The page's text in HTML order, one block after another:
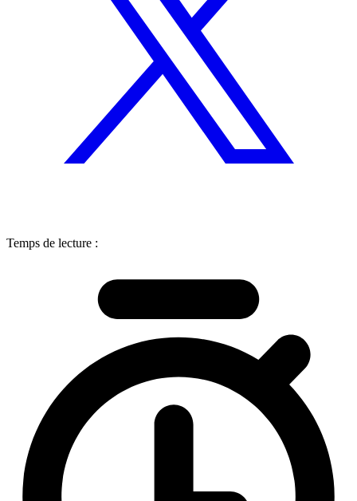
Temps de lecture :